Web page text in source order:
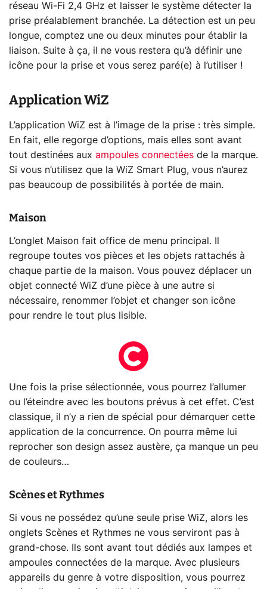
réseau Wi-Fi 2,4 GHz et laisser le système détecter la
prise préalablement branchée. La détection est un peu
longue, comptez une ou deux minutes pour établir la
liaison. Suite à ça, il ne vous restera qu’à définir une
icône pour la prise et vous serez paré(e) à l’utiliser !
Application WiZ
L’application WiZ est à l’image de la prise : très simple.
En fait, elle regorge d’options, mais elles sont avant
tout destinées aux ampoules connectées de la marque.
Si vous n’utilisez que la WiZ Smart Plug, vous n’aurez
pas beaucoup de possibilités à portée de main.
Maison
L’onglet Maison fait office de menu principal. Il
regroupe toutes vos pièces et les objets rattachés à
chaque partie de la maison. Vous pouvez déplacer un
objet connecté WiZ d’une pièce à une autre si
nécessaire, renommer l’objet et changer son icône
pour rendre le tout plus lisible.
Une fois la prise sélectionnée, vous pourrez l’allumer
ou l’éteindre avec les boutons prévus à cet effet. C’est
classique, il n’y a rien de spécial pour démarquer cette
application de la concurrence. On pourra même lui
reprocher son design assez austère, ça manque un peu
de couleurs…
Scènes et Rythmes
Si vous ne possédez qu’une seule prise WiZ, alors les
onglets Scènes et Rythmes ne vous serviront pas à
grand-chose. Ils sont avant tout dédiés aux lampes et
ampoules connectées de la marque. Avec plusieurs
appareils du genre à votre disposition, vous pourrez